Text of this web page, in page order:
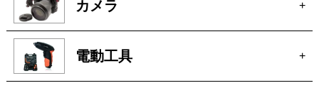
カメラ +
電動工具 +